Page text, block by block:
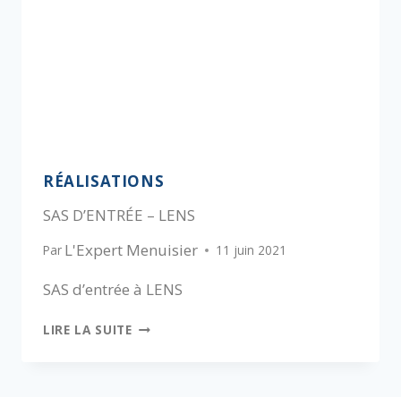
RÉALISATIONS
SAS D’ENTRÉE – LENS
Par L'Expert Menuisier 11 juin 2021
SAS d’entrée à LENS
LIRE LA SUITE